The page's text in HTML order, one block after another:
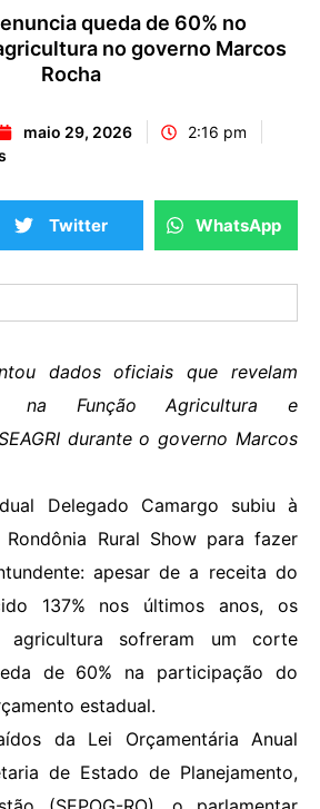
queda de 60% no
no governo Marcos
Rocha
maio 29, 2026
2:16 pm
Twitter WhatsApp
dados oficiais que revelam
na Função Agricultura e
durante o governo Marcos
Delegado Camargo subiu à
Rural Show para fazer
apesar de a receita do
137% nos últimos anos, os
agricultura sofreram um corte
de 60% na participação do
estadual.
da Lei Orçamentária Anual
de Estado de Planejamento,